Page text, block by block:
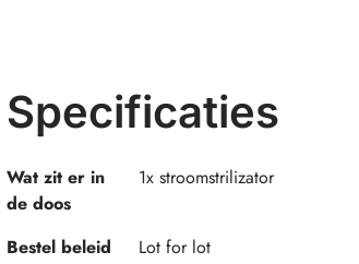
Specificaties
Wat zit er in
de doos
1x stroomstrilizator
Bestel beleid Lot for lot